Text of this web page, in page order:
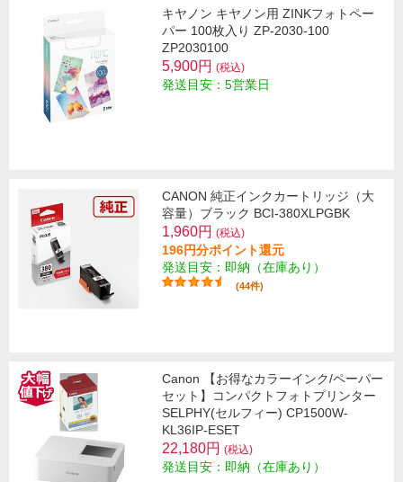
キヤノン キヤノン用 ZINKフォトペー
パー 100枚入り ZP-2030-100
ZP2030100
5,900円 (税込)
発送目安：5営業日
CANON 純正インクカートリッジ（大
容量）ブラック BCI-380XLPGBK
1,960円 (税込)
196円分ポイント還元
発送目安：即納（在庫あり）
(44件)
Canon 【お得なカラーインク/ペーパー
セット】コンパクトフォトプリンター
SELPHY(セルフィー) CP1500W-
KL36IP-ESET
22,180円 (税込)
発送目安：即納（在庫あり）